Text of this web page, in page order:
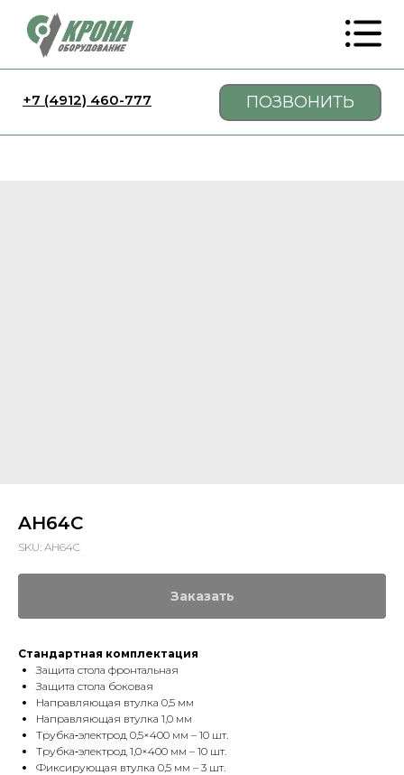
+7 (4912) 460-777 ПОЗВОНИТЬ
AH64C
SKU: AH64C
Заказать
Стандартная комплектация
Защита стола фронтальная
Защита стола боковая
Направляющая втулка 0,5 мм
Направляющая втулка 1,0 мм
Трубка‑электрод 0,5×400 мм – 10 шт.
Трубка‑электрод 1,0×400 мм – 10 шт.
Фиксирующая втулка 0,5 мм – 3 шт.